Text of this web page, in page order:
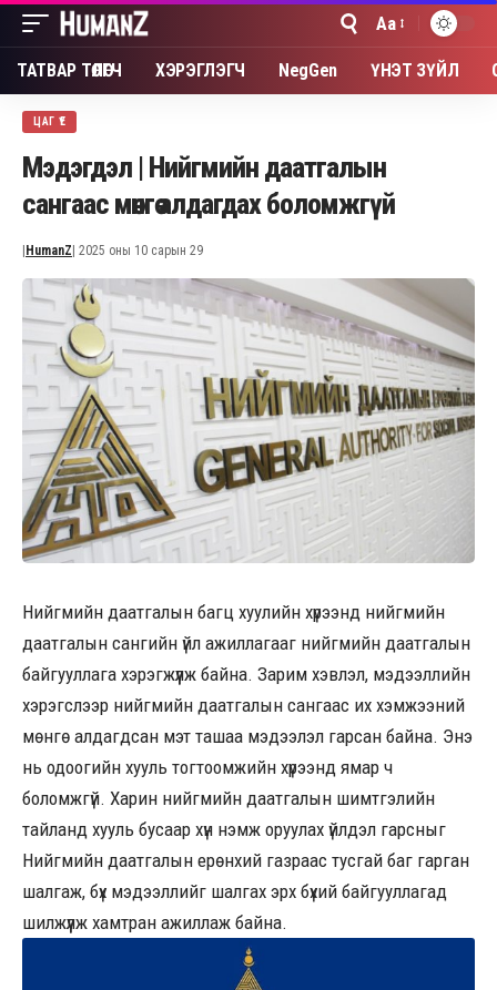
Font
Resizer
Aa
ТАТВАР ТӨЛӨГЧ ХЭРЭГЛЭГЧ NegGen ҮНЭТ ЗҮЙЛ
ЦАГ ҮЕ
Мэдэгдэл | Нийгмийн даатгалын
сангаас мөнгө алдагдах боломжгүй
HumanZ | 2025 оны 10 сарын 29
Нийгмийн даатгалын багц хуулийн хүрээнд нийгмийн
даатгалын сангийн үйл ажиллагааг нийгмийн даатгалын
байгууллага хэрэгжүүлж байна. Зарим хэвлэл, мэдээллийн
хэрэгслээр нийгмийн даатгалын сангаас их хэмжээний
мөнгө алдагдсан мэт ташаа мэдээлэл гарсан байна. Энэ
нь одоогийн хууль тогтоомжийн хүрээнд ямар ч
боломжгүй. Харин нийгмийн даатгалын шимтгэлийн
тайланд хууль бусаар хүн нэмж оруулах үйлдэл гарсныг
Нийгмийн даатгалын ерөнхий газраас тусгай баг гарган
шалгаж, бүх мэдээллийг шалгах эрх бүхий байгууллагад
шилжүүлж хамтран ажиллаж байна.